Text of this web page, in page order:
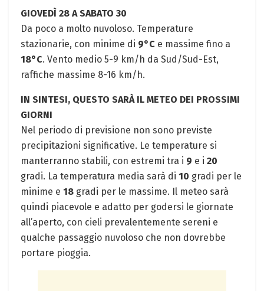
GIOVEDÌ 28 A SABATO 30
Da poco a molto nuvoloso. Temperature
stazionarie, con minime di 9°C e massime fino a
18°C. Vento medio 5-9 km/h da Sud/Sud-Est,
raffiche massime 8-16 km/h.
IN SINTESI, QUESTO SARÀ IL METEO DEI PROSSIMI
GIORNI
Nel periodo di previsione non sono previste
precipitazioni significative. Le temperature si
manterranno stabili, con estremi tra i 9 e i 20
gradi. La temperatura media sarà di 10 gradi per le
minime e 18 gradi per le massime. Il meteo sarà
quindi piacevole e adatto per godersi le giornate
all’aperto, con cieli prevalentemente sereni e
qualche passaggio nuvoloso che non dovrebbe
portare pioggia.